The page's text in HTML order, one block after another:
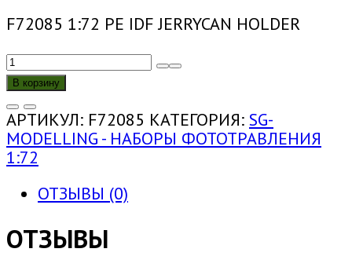
F72085 1:72 PE IDF JERRYCAN HOLDER
КОЛИЧЕСТВО
ТОВАРА
F72085
1:72
ДЕРЖАТЕЛИ
КАНИСТР
АРМИИ
ИЗРАИЛЯ
(ФТД)
В корзину
АРТИКУЛ: F72085 КАТЕГОРИЯ: SG-
MODELLING - НАБОРЫ ФОТОТРАВЛЕНИЯ
1:72
ОТЗЫВЫ (0)
ОТЗЫВЫ